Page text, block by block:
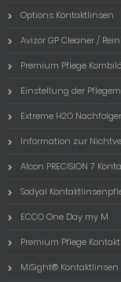
Options Kontaktlinsen
Avizor GP Cleaner /
Premium Pflege
Einstellung der
Extreme H2O Nachfolger
Information zur
Alcon PRECISION 7
Sodyal
ECCO One Day my M
Premium Pflege
MiSight® Kontaktlinsen